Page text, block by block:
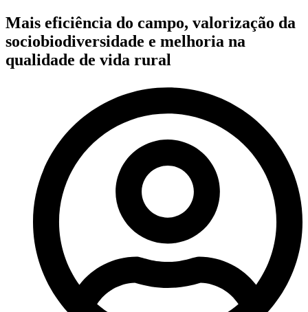
Mais eficiência do campo, valorização da
sociobiodiversidade e melhoria na
qualidade de vida rural